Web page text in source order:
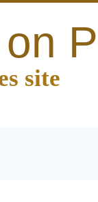
site